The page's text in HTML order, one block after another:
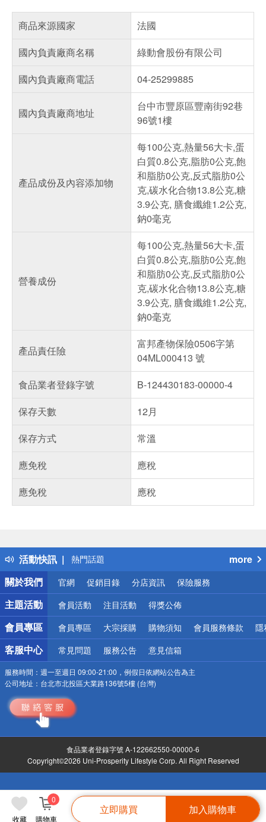
收藏 購物車
0
立即購買 加入購物車
商品來源國家
法國
國內負責廠商名稱
綠動會股份有限公司
國內負責廠商電話
04-25299885
國內負責廠商地址
台中市豐原區豐南街92巷
96號1樓
產品成份及內容添加物
每100公克,熱量56大卡,蛋
白質0.8公克,脂肪0公克,飽
和脂肪0公克,反式脂肪0公
克,碳水化合物13.8公克,糖
3.9公克, 膳食纖維1.2公克,
鈉0毫克
營養成份
每100公克,熱量56大卡,蛋
白質0.8公克,脂肪0公克,飽
和脂肪0公克,反式脂肪0公
克,碳水化合物13.8公克,糖
3.9公克, 膳食纖維1.2公克,
鈉0毫克
產品責任險
富邦產物保險0506字第
04ML000413 號
食品業者登錄字號
B-124430183-00000-4
保存天數
12月
保存方式
常溫
應免稅
應稅
應免稅
應稅
活動快訊
得獎公告
熱門話題
銀行優惠
偏遠地區配送
詐騙網頁！請小心！
more
關於我們
官網 促銷目錄 分店資訊 保險服務
主題活動 會員活動 注目活動 得獎公佈
會員專區 會員專區 大宗採購 購物須知 會員服務條款 隱
客服中心 常見問題 服務公告 意見信箱
服務時間： 週一至週日 09:00-21:00，例假日依網站公告為主
公司地址： 台北市北投區大業路136號5樓 (台灣)
食品業者登錄字號 A-122662550-00000-6
Copyright©2026 Uni-Prosperity Lifestyle Corp. All Right Reserved